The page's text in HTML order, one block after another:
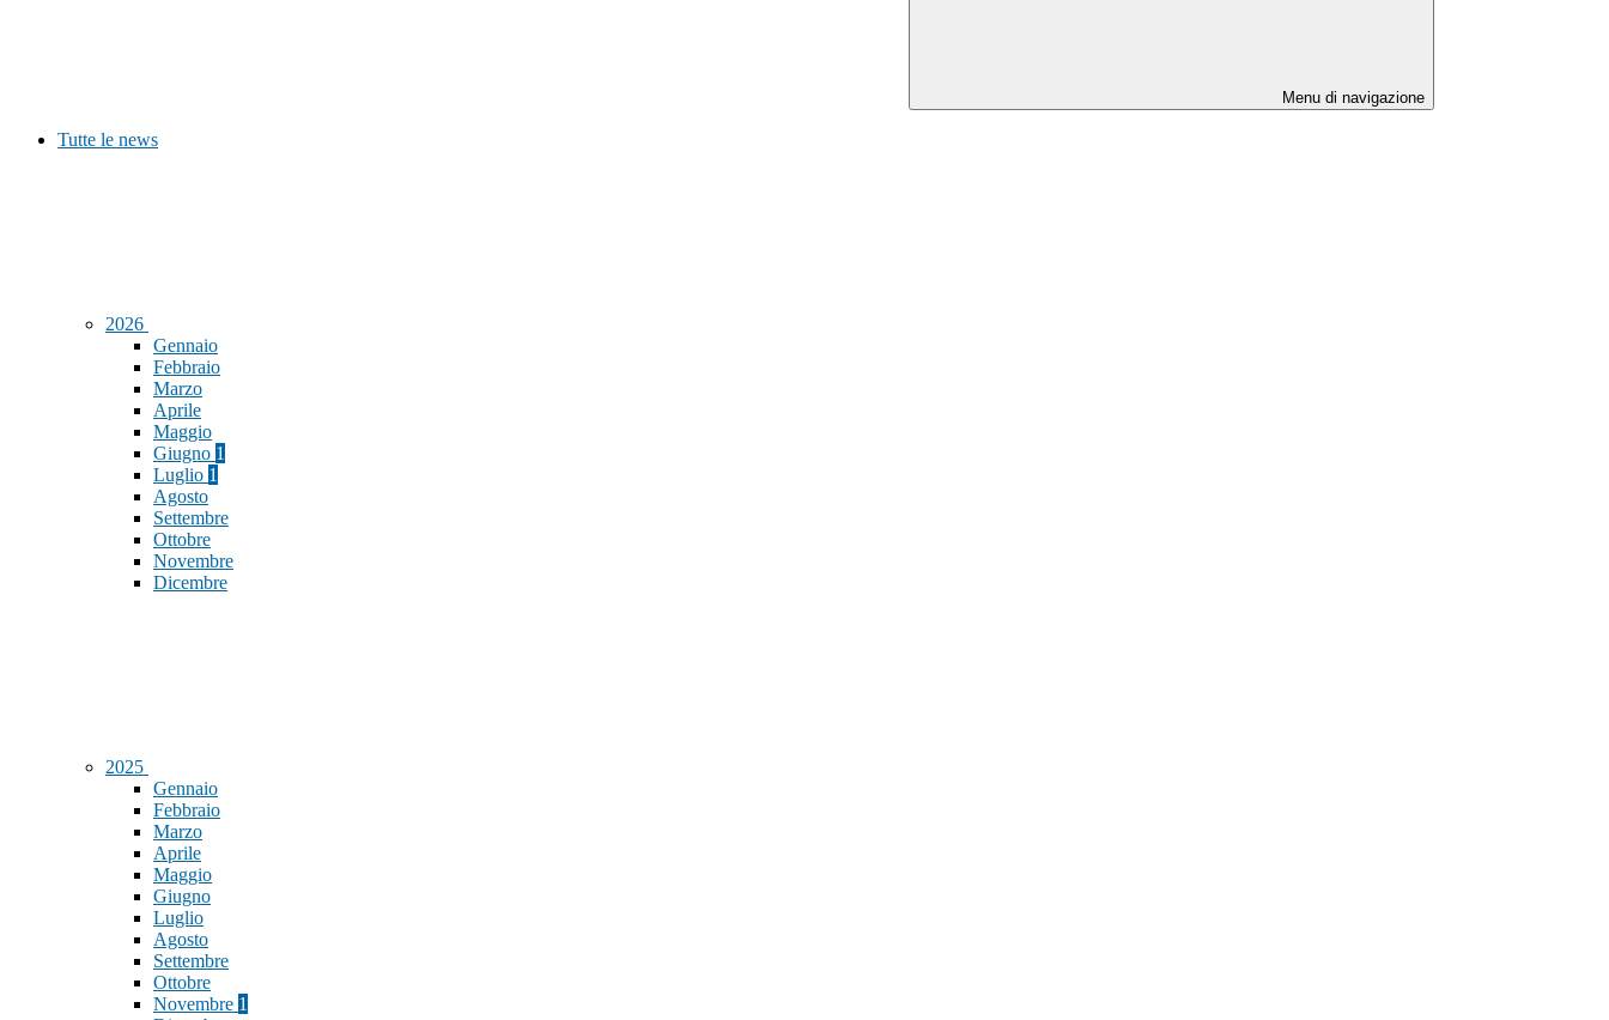
Menu di navigazione
Tutte le news
2026
Gennaio
Febbraio
Marzo
Aprile
Maggio
Giugno 1
Luglio 1
Agosto
Settembre
Ottobre
Novembre
Dicembre
2025
Gennaio
Febbraio
Marzo
Aprile
Maggio
Giugno
Luglio
Agosto
Settembre
Ottobre
Novembre 1